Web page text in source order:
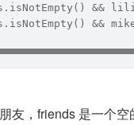
&&
&&
友，friends 是一个